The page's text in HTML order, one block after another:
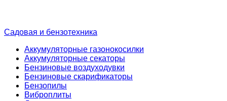
Садовая и бензотехника
Аккумуляторные газонокосилки
Аккумуляторные секаторы
Бензиновые воздуходувки
Бензиновые скарификаторы
Бензопилы
Виброплиты